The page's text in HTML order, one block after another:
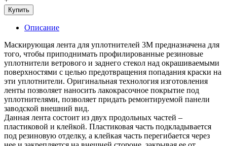
Купить
Описание
Маскирующая лента для уплотнителей 3M предназначена для
того, чтобы приподнимать профилированные резиновые
уплотнители ветрового и заднего стекол над окрашиваемыми
поверхностями с целью предотвращения попадания краски на
эти уплотнители. Оригинальная технология изготовления
ленты позволяет наносить лакокрасочное покрытие под
уплотнителями, позволяет придать ремонтируемой панели
заводской внешний вид.
Данная лента состоит из двух продольных частей –
пластиковой и клейкой. Пластиковая часть подкладывается
под резиновую отделку, а клейкая часть перегибается через